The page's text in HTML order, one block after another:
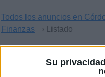
Su
Todos los anuncios en
Finanzas
› Listado
Contabilidad